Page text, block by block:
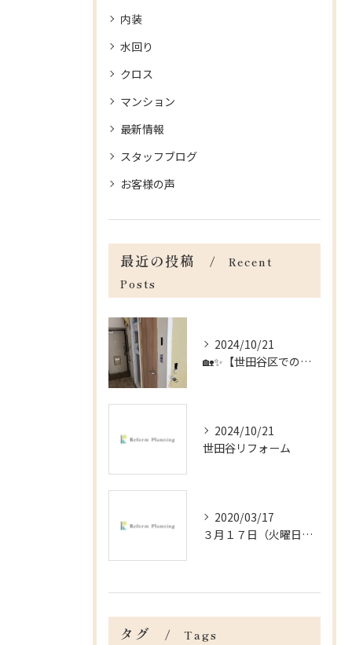
内装
水回り
クロス
マンション
最新情報
スタッフブログ
お客様の声
最近の投稿
Recent
Posts
2024/10/21
🏡✨【世田谷区でのリフォームのお手伝い】✨🏡
2024/10/21
世田谷リフォーム
2020/03/17
３月１７日（火曜日）＠杉並区の戸建の内装工事
タグ Tags